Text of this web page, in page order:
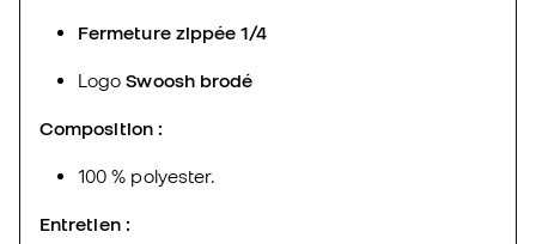
Fermeture zippée 1/4
LogoSwoosh brodé
Composition :
100 % polyester.
Entretien :